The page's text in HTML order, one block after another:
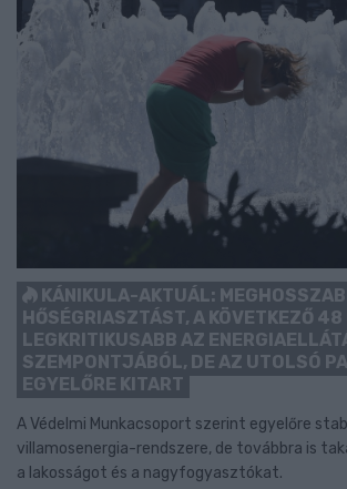
KÁNIKULA-AKTUÁL:
HŐSÉGRIASZTÁST, A KÖVETKEZŐ 48
LEGKRITIKUSABB AZ
SZEMPONTJÁBÓL, DE AZ UTOLSÓ
EGYELŐRE KITART
A Védelmi Munkacsoport szerint egyelőre
villamosenergia-rendszere, de továbbra is
a lakosságot és a nagyfogyasztókat.